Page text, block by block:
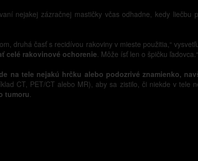
nejakej zázračnej mastičky včas odhadne, kedy
druhá časť s recidívou rakoviny v mieste použitia,“
celé rakovinové ochorenie. Môže ísť len o špičku ľadovca.“
na tele nejakú hrčku alebo podozrivé znamienko,
CT, PET/CT alebo MR), aby sa zistilo, či niekde v tele
tumoru.